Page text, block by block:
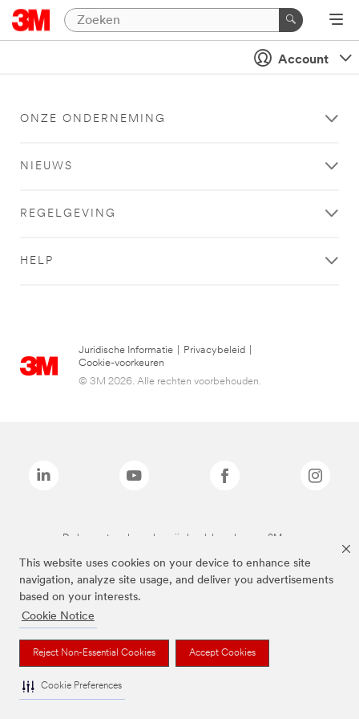
This website uses cookies on your device to enhance site
navigation, analyze site usage, and deliver you advertisements
based on your interests.
Cookie Notice
Reject Non-Essential Cookies Accept Cookies
Cookie Preferences
Account
ONZE ONDERNEMING
NIEUWS
REGELGEVING
HELP
Juridische Informatie Privacybeleid
Cookie-voorkeuren
© 3M 2026. Alle rechten voorbehouden.
De bovenstaande merken zijn handelsmerken van 3M.we